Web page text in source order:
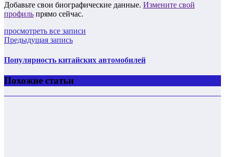
Добавьте свои биографические данные. Измените свой
профиль прямо сейчас.
просмотреть все записи
Предыдущая запись
Популярность китайских автомобилей
Похожие статьи